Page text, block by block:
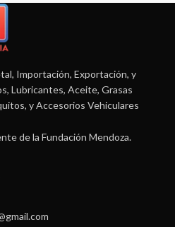
Importación, Exportación, y
Lubricantes, Aceite, Grasas
y Accesorios Vehiculares
de la Fundación Mendoza.